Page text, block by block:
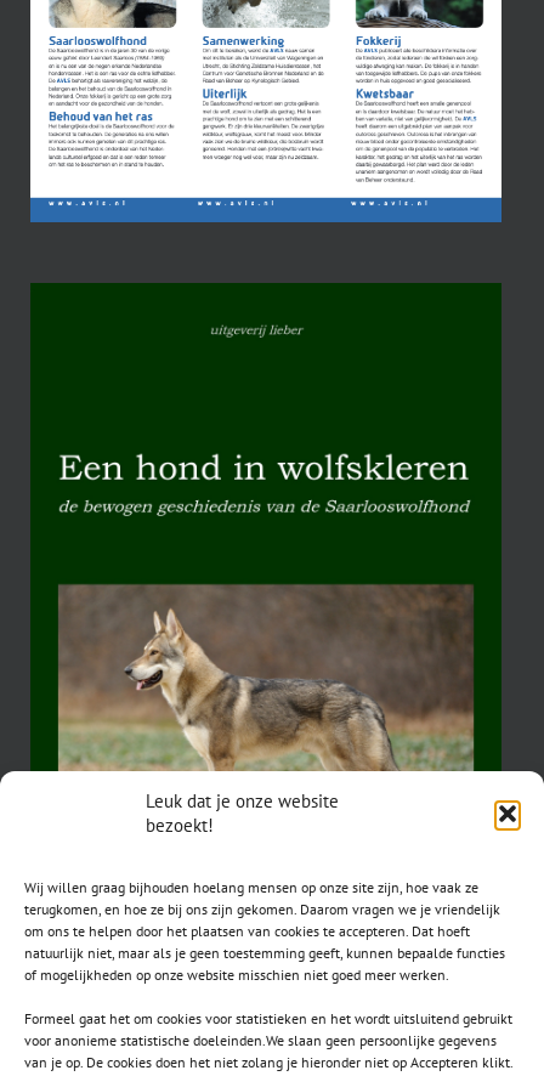
Leuk dat je onze website
bezoekt!
Wij willen graag bijhouden hoelang mensen op onze site zijn, hoe vaak ze
terugkomen, en hoe ze bij ons zijn gekomen. Daarom vragen we je vriendelijk
om ons te helpen door het plaatsen van cookies te accepteren. Dat hoeft
natuurlijk niet, maar als je geen toestemming geeft, kunnen bepaalde functies
of mogelijkheden op onze website misschien niet goed meer werken.
Formeel gaat het om cookies voor statistieken en het wordt uitsluitend gebruikt
voor anonieme statistische doeleinden.We slaan geen persoonlijke gegevens
van je op. De cookies doen het niet zolang je hieronder niet op Accepteren klikt.